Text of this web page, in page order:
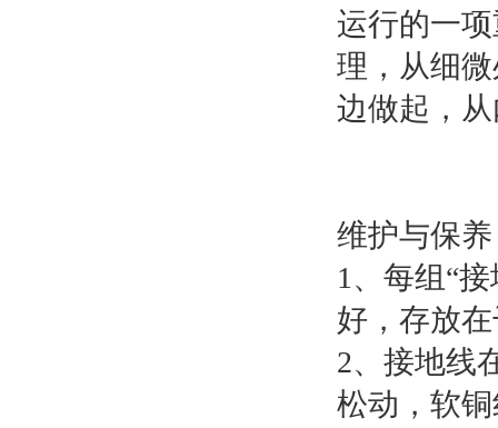
运行的一
理，从细
边做起，
维护与保
1、每组“
好，存放
2、接地线
松动，软